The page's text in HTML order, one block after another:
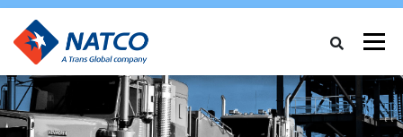
Menü
ÜBER UNS DIENSTLEISTUNGEN BRANCHEN